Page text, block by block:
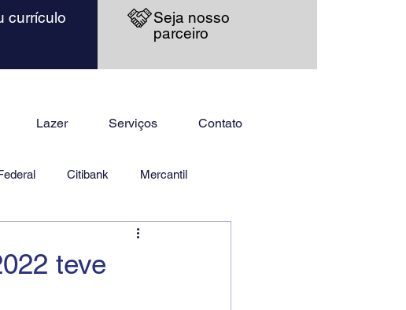
currículo
Seja nosso
parceiro
Lazer Serviços Contato
Citibank Mercantil
teve